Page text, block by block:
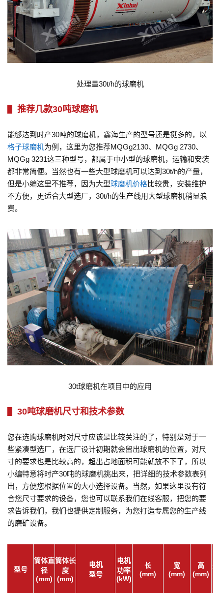
处理量30t/h的球磨机
推荐几款30吨球磨机
能够达到时产30吨的球磨机，鑫海生产的型号还是挺多的，以
格子球磨机为例，这里为您推荐MQGg2130、MQGg 2730、
MQGg 3231这三种型号，都属于中小型的球磨机，运输和安装
都非常简便。当然也有一些大型球磨机可以达到30t/h的产量，
但是小编这里不推荐，因为大型球磨机价格比较贵，安装维护
不方便，更适合大型选厂，30t/h的生产线用大型球磨机稍显浪
费。
30t球磨机在项目中的应用
30吨球磨机尺寸和技术参数
您在选购球磨机时对尺寸应该是比较关注的了，特别是对于一
些紧凑型选厂，在选厂设计初期就会留出球磨机的位置，对尺
寸的要求也是比较高的，超出占地面积可能就放不下了，所以
小编特意将时产30吨的球磨机挑出来，把详细的技术参数表列
出，方便您根据位置的大小选择设备。当然，如果这里没有符
合您尺寸要求的设备，您也可以联系我们在线客服，把您的要
求告诉我们，我们也提供定制服务，为您打造专属您的生产线
的磨矿设备。
型号
筒体直
径
(mm)
筒体长
度
(mm)
电机
型号
电机
功率
(kW)
长
(mm)
宽
(mm)
高
(mm)